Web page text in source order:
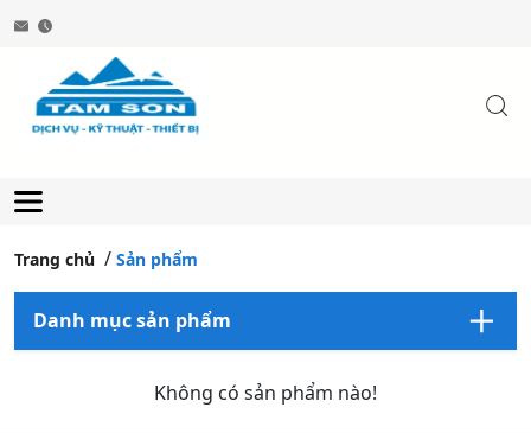
Trang chủ Sản phẩm
Danh mục sản phẩm
Không có sản phẩm nào!